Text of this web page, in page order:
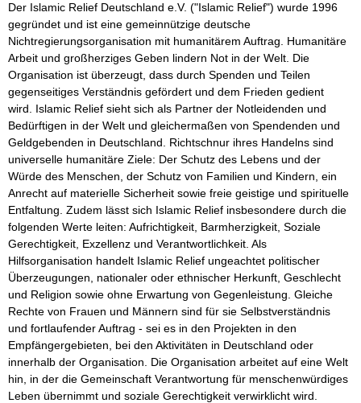
Der Islamic Relief Deutschland e.V. ("Islamic Relief") wurde 1996
gegründet und ist eine gemeinnützige deutsche
Nichtregierungsorganisation mit humanitärem Auftrag. Humanitäre
Arbeit und großherziges Geben lindern Not in der Welt. Die
Organisation ist überzeugt, dass durch Spenden und Teilen
gegenseitiges Verständnis gefördert und dem Frieden gedient
wird. Islamic Relief sieht sich als Partner der Notleidenden und
Bedürftigen in der Welt und gleichermaßen von Spendenden und
Geldgebenden in Deutschland. Richtschnur ihres Handelns sind
universelle humanitäre Ziele: Der Schutz des Lebens und der
Würde des Menschen, der Schutz von Familien und Kindern, ein
Anrecht auf materielle Sicherheit sowie freie geistige und spirituelle
Entfaltung. Zudem lässt sich Islamic Relief insbesondere durch die
folgenden Werte leiten: Aufrichtigkeit, Barmherzigkeit, Soziale
Gerechtigkeit, Exzellenz und Verantwortlichkeit. Als
Hilfsorganisation handelt Islamic Relief ungeachtet politischer
Überzeugungen, nationaler oder ethnischer Herkunft, Geschlecht
und Religion sowie ohne Erwartung von Gegenleistung. Gleiche
Rechte von Frauen und Männern sind für sie Selbstverständnis
und fortlaufender Auftrag - sei es in den Projekten in den
Empfängergebieten, bei den Aktivitäten in Deutschland oder
innerhalb der Organisation. Die Organisation arbeitet auf eine Welt
hin, in der die Gemeinschaft Verantwortung für menschenwürdiges
Leben übernimmt und soziale Gerechtigkeit verwirklicht wird.